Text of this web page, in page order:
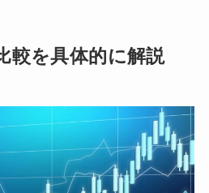
較を具体的に解説